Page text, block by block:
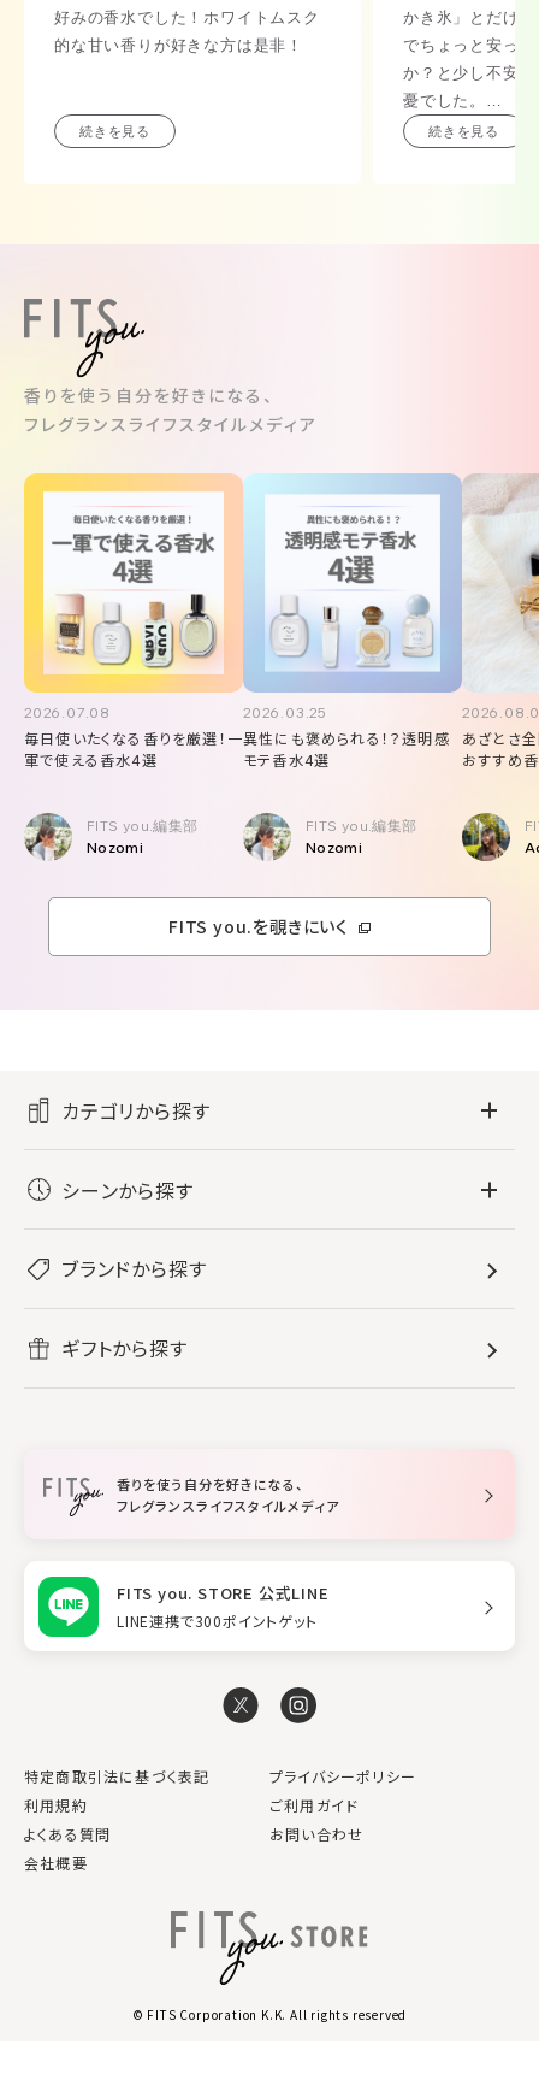
好みの香水でした！ホワイトムスク
的な甘い香りが好きな方は是非！
続きを見る
かき氷」とだけ
でちょっと安っ
か？と少し不安
憂でした。
夏につけていて
続きを見る
香りを使う自分を好きになる、
フレグランスライフスタイルメディア
2026.07.08
毎日使いたくなる香りを厳選！一
軍で使える香水4選
FITS you.編集部
Nozomi
2026.03.25
異性にも褒められる！？透明感
モテ香水4選
FITS you.編集部
Nozomi
あざとさ
おすすめ
FITS you.を覗きにいく
カテゴリから探す
レディース香水
メンズ香水
ボディミスト・スプレー
バス・ボディケア
すべてのバス・ボディケア
ボディ・ハンドクリーム
入浴剤
ホームフレグランス
ルームフレグランス
スタイリング
シーンから探す
リフレッシュしたい
ブランドから探す
ギフトから探す
香りを使う自分を好きになる、
フレグランスライフスタイルメディア
FITS you. STORE 公式LINE
LINE連携で300ポイントゲット
特定商取引法に基づく表記
プライバシーポリシー
利用規約
ご利用ガイド
よくある質問
お問い合わせ
会社概要
© FITS Corporation K.K. All rights reserved